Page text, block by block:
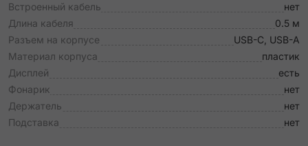
Встроенный кабель
нет
Длина кабеля
0.5 м
Разъем на корпусе
USB-C, USB-A
Материал корпуса
пластик
Дисплей
есть
Фонарик
нет
Держатель
нет
Подставка
нет